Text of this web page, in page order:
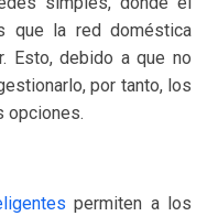
que la red doméstica
Esto, debido a que no
por tanto, los
opciones.
permiten a los